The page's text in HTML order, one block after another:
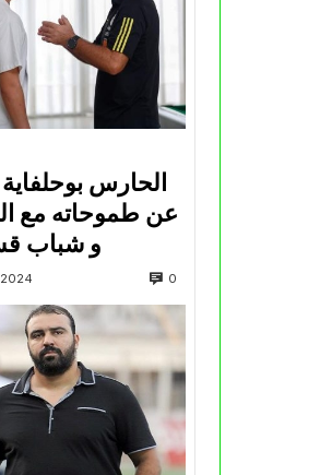
الحارس
عن طموحاته مع
و شباب
0